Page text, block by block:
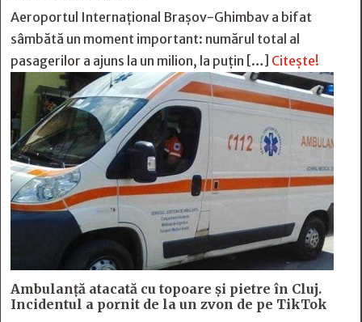
Aeroportul Internațional Brașov-Ghimbav a bifat
sâmbătă un moment important: numărul total al
pasagerilor a ajuns la un milion, la puțin […] Citește!
Ambulanță atacată cu topoare și pietre în Cluj.
Incidentul a pornit de la un zvon de pe TikTok